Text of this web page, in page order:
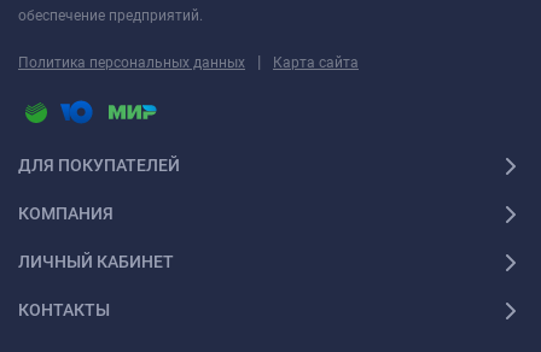
обеспечение предприятий.
Политика персональных данных | Карта сайта
ДЛЯ ПОКУПАТЕЛЕЙ
КОМПАНИЯ
ЛИЧНЫЙ КАБИНЕТ
КОНТАКТЫ